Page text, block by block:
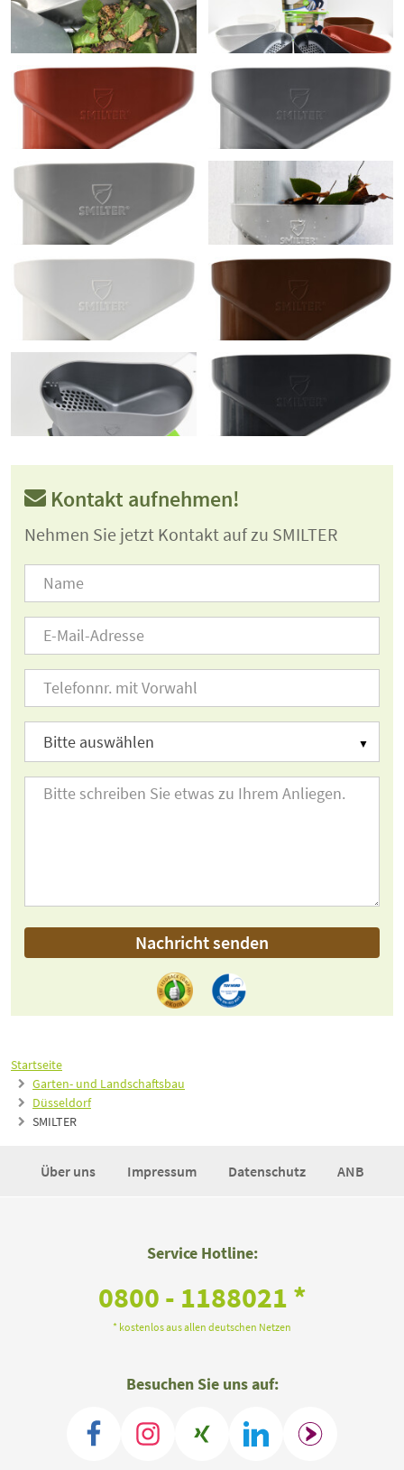
Startseite
Garten- und Landschaftsbau
Düsseldorf
SMILTER
Kontakt aufnehmen!
Nehmen Sie jetzt Kontakt auf zu SMILTER
Nachricht senden
Über uns Impressum Datenschutz ANB
Service Hotline:
0800 - 1188021 *
* kostenlos aus allen deutschen Netzen
Besuchen Sie uns auf: